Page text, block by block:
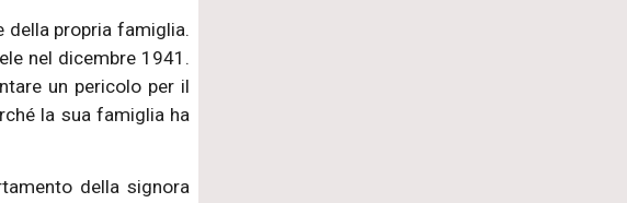
della propria famiglia.
nel dicembre 1941.
un pericolo per il
la sua famiglia ha
della signora